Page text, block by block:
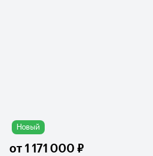
Новый
от1 171 000 ₽